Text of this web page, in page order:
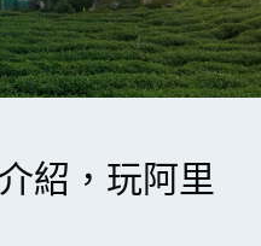
紹，玩阿里